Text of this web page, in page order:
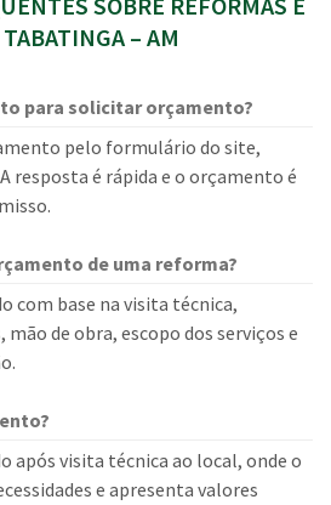
– AM
para solicitar orçamento?
pelo formulário do site,
resposta é rápida e o orçamento é
de uma reforma?
com base na visita técnica,
de obra, escopo dos serviços e
após visita técnica ao local, onde o
e apresenta valores